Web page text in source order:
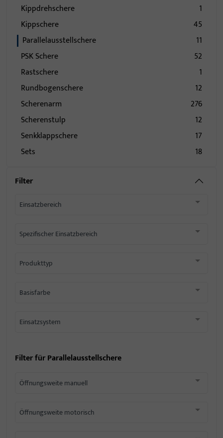
Kippdrehschere
1
Kippschere
45
Parallelausstellschere
11
PSK Schere
52
Rastschere
1
Rundbogenschere
12
Scherenarm
276
Scherenstulp
12
Senkklappschere
17
Sets
18
Filter
Einsatzbereich
Spezifischer Einsatzbereich
Produkttyp
Basisfarbe
Einsatzsystem
Filter fürParallelausstellschere
Öffnungsweite manuell
Öffnungsweite motorisch